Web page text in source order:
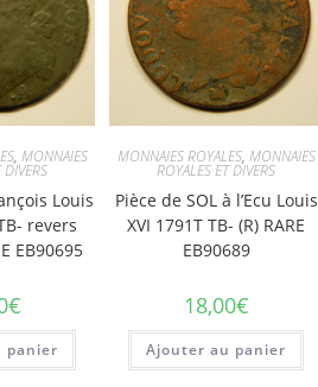
, MONNAIES
DIVERS
Louis
revers
EB90695
€
panier
MONNAIES ROYALES, MONNAIES
ROYALES ET DIVERS
Pièce de SOL à l’Ecu Louis
XVI 1791T TB- (R) RARE
EB90689
18,00€
Ajouter au panier